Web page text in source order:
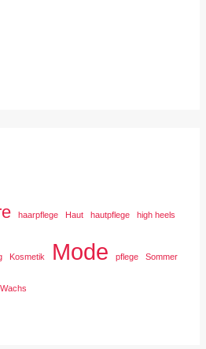
haarpflege Haut hautpflege high heels
Kosmetik Mode pflege Sommer
Wachs